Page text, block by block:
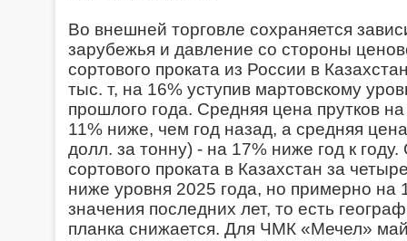
Во внешней торговле сохраняется
зарубежья и давление со стороны
сортового проката из России в
тыс. т, на 16% уступив мартовскому
прошлого года. Средняя цена прутков
11% ниже, чем год назад, а средняя
долл. за тонну) - на 17% ниже год к
сортового проката в Казахстан за
ниже уровня 2025 года, но примерно на
значения последних лет, то есть
планка снижается. Для ЧМК «Мечел»